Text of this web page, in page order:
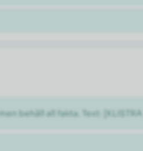
behåll all fakta. Text: [KLISTRA